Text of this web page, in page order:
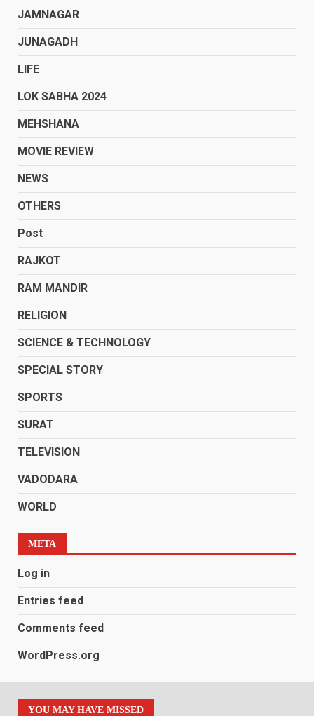
JAMNAGAR
JUNAGADH
LIFE
LOK SABHA 2024
MEHSHANA
MOVIE REVIEW
NEWS
OTHERS
Post
RAJKOT
RAM MANDIR
RELIGION
SCIENCE & TECHNOLOGY
SPECIAL STORY
SPORTS
SURAT
TELEVISION
VADODARA
WORLD
META
Log in
Entries feed
Comments feed
WordPress.org
YOU MAY HAVE MISSED